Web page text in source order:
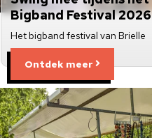
Bigband Festival 2026
Het bigband festival van Brielle
Ontdek meer